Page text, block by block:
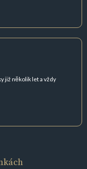
již několik let a vždy